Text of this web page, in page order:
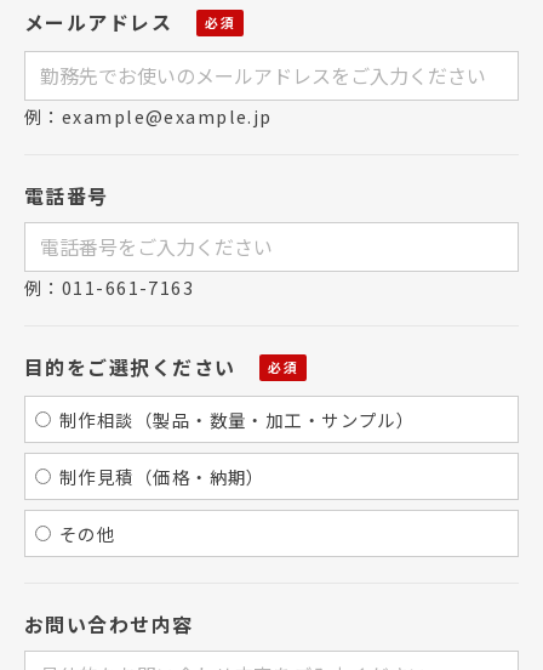
メールアドレス
例：example@example.jp
電話番号
例：011-661-7163
目的をご選択ください
制作相談（製品・数量・加工・サンプル）
制作見積（価格・納期）
その他
お問い合わせ内容